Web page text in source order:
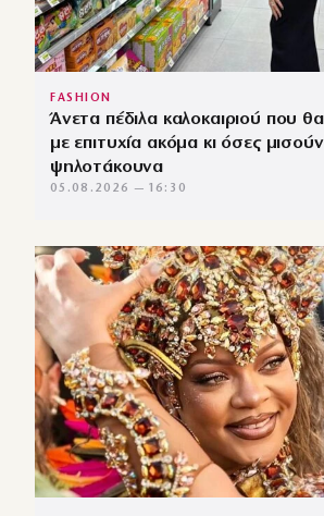
FASHION
Άνετα πέδιλα καλοκαιριού που
με επιτυχία ακόμα κι όσες
ψηλοτάκουνα
05.08.2026 — 16:30